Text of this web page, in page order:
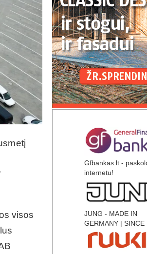
visos
Gfbankas.lt -
internetu!
JUNG - MADE IN
GERMANY | SINCE